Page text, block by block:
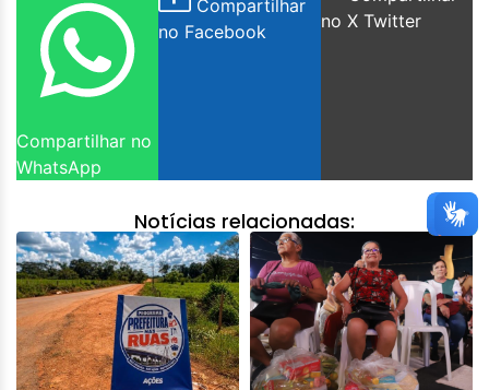
Compartilhar no
WhatsApp
Compartilhar
no Facebook
no X Twitter
Notícias relacionadas: